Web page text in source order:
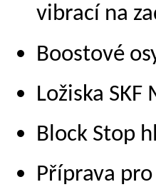
vibrací na
Boostové
Ložiska
Block Stop
Příprava